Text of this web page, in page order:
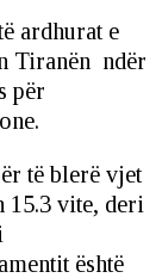
ardhurat e
Tiranën ndër
për
të blerë vjet
15.3 vite, deri
është